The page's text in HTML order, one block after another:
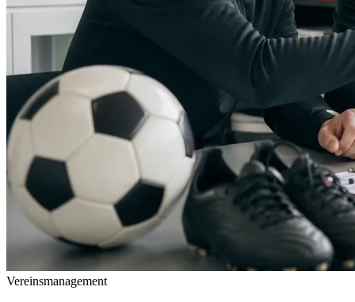
Vereinsmanagement